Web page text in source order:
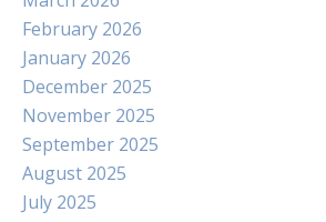
February 2026
January 2026
December 2025
November 2025
September 2025
August 2025
July 2025